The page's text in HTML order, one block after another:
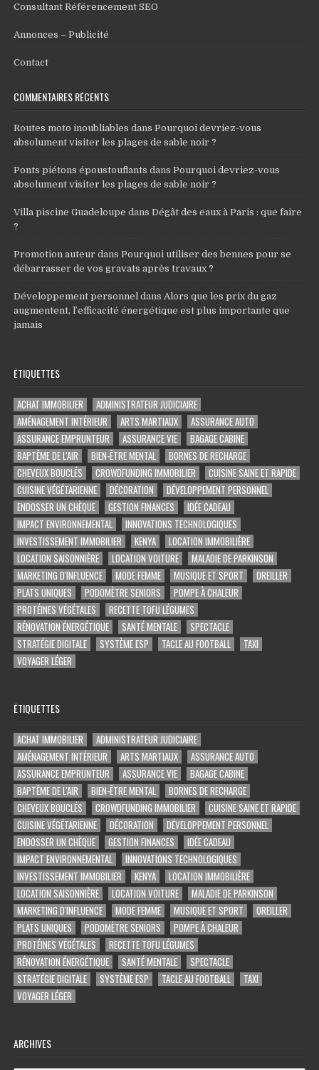
Consultant Référencement SEO
Annonces – Publicité
Contact
COMMENTAIRES RÉCENTS
Routes moto inoubliables dansPourquoi devriez-vous
absolument visiter les plages de sable noir ?
Ponts piétons époustouflants dansPourquoi devriez-vous
absolument visiter les plages de sable noir ?
Villa piscine Guadeloupe dansDégât des eaux à Paris : que faire
?
Promotion auteur dansPourquoi utiliser des bennes pour se
débarrasser de vos gravats après travaux ?
Développement personnel dans Alors que les prix du gaz
augmentent, l’efficacité énergétique est plus importante que
jamais
ÉTIQUETTES
ACHAT IMMOBILIER
ADMINISTRATEUR JUDICIAIRE
AMÉNAGEMENT INTÉRIEUR
ARTS MARTIAUX
ASSURANCE AUTO
ASSURANCE EMPRUNTEUR
ASSURANCE VIE
BAGAGE CABINE
BAPTÊME DE L'AIR
BIEN-ÊTRE MENTAL
BORNES DE RECHARGE
CHEVEUX BOUCLÉS
CROWDFUNDING IMMOBILIER
CUISINE SAINE ET RAPIDE
CUISINE VÉGÉTARIENNE
DÉCORATION
DÉVELOPPEMENT PERSONNEL
ENDOSSER UN CHÈQUE
GESTION FINANCES
IDÉE CADEAU
IMPACT ENVIRONNEMENTAL
INNOVATIONS TECHNOLOGIQUES
INVESTISSEMENT IMMOBILIER
KENYA
LOCATION IMMOBILIÈRE
LOCATION SAISONNIÈRE
LOCATION VOITURE
MALADIE DE PARKINSON
MARKETING D'INFLUENCE
MODE FEMME MUSIQUE ET SPORT
OREILLER
PLATS UNIQUES
PODOMÈTRE SENIORS
POMPE À CHALEUR
PROTÉINES VÉGÉTALES
RECETTE TOFU LÉGUMES
RÉNOVATION ÉNERGÉTIQUE
SANTÉ MENTALE
SPECTACLE
STRATÉGIE DIGITALE
SYSTÈME ESP TACLE AU FOOTBALL
TAXI
VOYAGER LÉGER
ÉTIQUETTES
ACHAT IMMOBILIER
ADMINISTRATEUR JUDICIAIRE
AMÉNAGEMENT INTÉRIEUR
ARTS MARTIAUX
ASSURANCE AUTO
ASSURANCE EMPRUNTEUR
ASSURANCE VIE
BAGAGE CABINE
BAPTÊME DE L'AIR
BIEN-ÊTRE MENTAL
BORNES DE RECHARGE
CHEVEUX BOUCLÉS
CROWDFUNDING IMMOBILIER
CUISINE SAINE ET RAPIDE
CUISINE VÉGÉTARIENNE
DÉCORATION
DÉVELOPPEMENT PERSONNEL
ENDOSSER UN CHÈQUE
GESTION FINANCES
IDÉE CADEAU
IMPACT ENVIRONNEMENTAL
INNOVATIONS TECHNOLOGIQUES
INVESTISSEMENT IMMOBILIER
KENYA
LOCATION IMMOBILIÈRE
LOCATION SAISONNIÈRE
LOCATION VOITURE
MALADIE DE PARKINSON
MARKETING D'INFLUENCE
MODE FEMME MUSIQUE ET SPORT
OREILLER
PLATS UNIQUES
PODOMÈTRE SENIORS
POMPE À CHALEUR
PROTÉINES VÉGÉTALES
RECETTE TOFU LÉGUMES
RÉNOVATION ÉNERGÉTIQUE
SANTÉ MENTALE
SPECTACLE
STRATÉGIE DIGITALE
SYSTÈME ESP TACLE AU FOOTBALL
TAXI
VOYAGER LÉGER
ARCHIVES